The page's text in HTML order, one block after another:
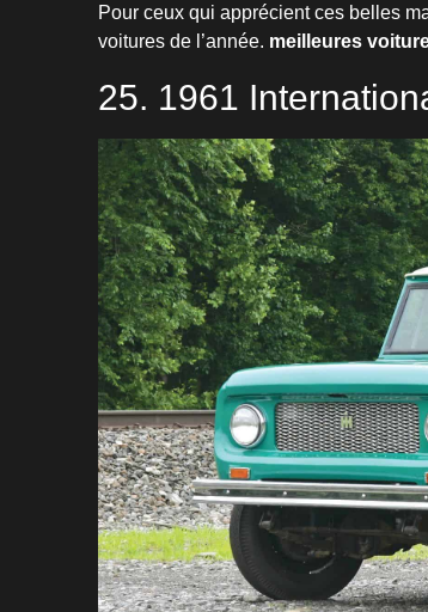
Pour ceux qui apprécient ces belles
voitures de l’année. meilleures
25. 1961